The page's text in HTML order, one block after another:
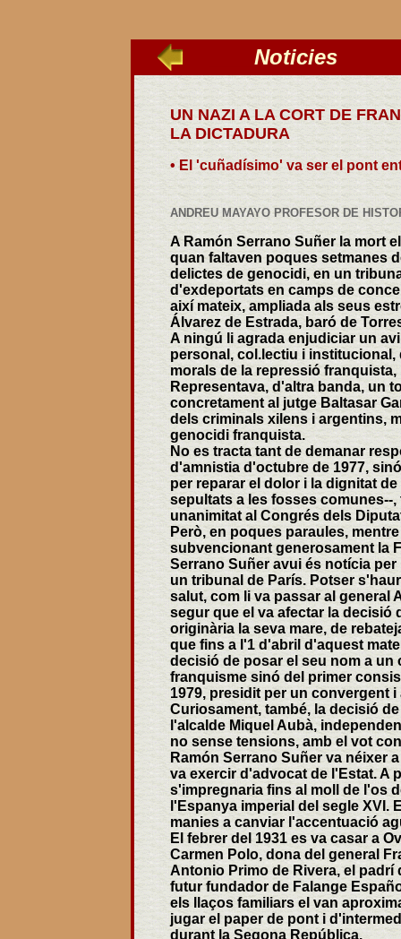
Noticies
UN NAZI A LA CORT DE
LA DICTADURA
• El 'cuñadísimo' va ser el pont
ANDREU MAYAYO PROFESOR DE
A Ramón Serrano Suñer la mort
quan faltaven poques setmanes
delictes de genocidi, en un
d'exdeportats en camps de
així mateix, ampliada als seus
Álvarez de Estrada, baró de
A ningú li agrada enjudiciar un
personal, col.lectiu i
morals de la repressió
Representava, d'altra banda, un
concretament al jutge Baltasar
dels criminals xilens i argentins,
genocidi franquista.
No es tracta tant de demanar
d'amnistia d'octubre de 1977,
per reparar el dolor i la dignitat
sepultats a les fosses comunes--
unanimitat al Congrés dels
Però, en poques paraules,
subvencionant generosament la
Serrano Suñer avui és notícia
un tribunal de París. Potser
salut, com li va passar al general
segur que el va afectar la decisió
originària la seva mare, de
que fins a l'1 d'abril d'aquest
decisió de posar el seu nom a
franquisme sinó del primer
1979, presidit per un convergent
Curiosament, també, la decisió
l'alcalde Miquel Aubà,
no sense tensions, amb el vot
Ramón Serrano Suñer va néixer
va exercir d'advocat de l'Estat. A
s'impregnaria fins al moll de l'os
l'Espanya imperial del segle XVI.
manies a canviar l'accentuació
El febrer del 1931 es va casar a
Carmen Polo, dona del general
Antonio Primo de Rivera, el padrí
futur fundador de Falange
els llaços familiars el van
jugar el paper de pont i
durant la Segona República.